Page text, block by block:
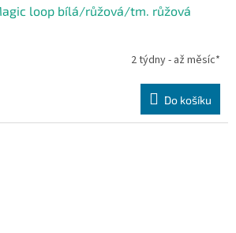
loop bílá/růžová/tm. růžová
2 týdny - až měsíc*
Do košíku